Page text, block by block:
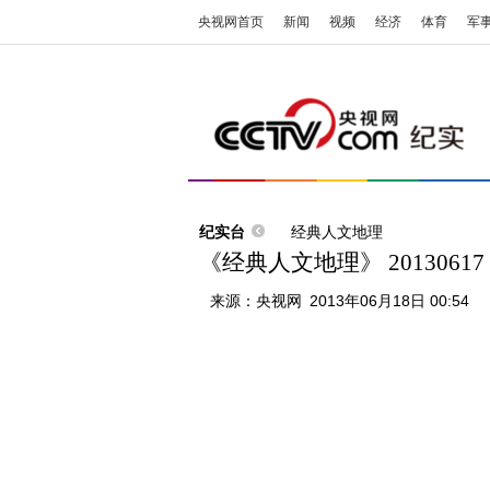
央视网首页 新闻 视频 经济 体育 军
纪实台 经典人文地理
《经典人文地理》
来源： 央视网 2013年06月18日 00:54